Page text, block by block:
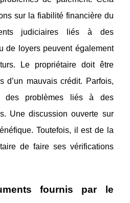
sur la fiabilité financière du
judiciaires liés à des
de loyers peuvent également
Le propriétaire doit être
d’un mauvais crédit. Parfois,
des problèmes liés à des
Une discussion ouverte sur
Toutefois, il est de la
de faire ses vérifications
fournis par le